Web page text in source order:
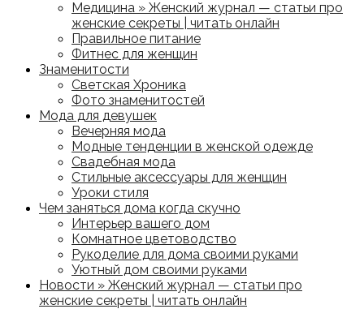
Медицина » Женский журнал — статьи про
женские секреты | читать онлайн
Правильное питание
Фитнес для женщин
Знаменитости
Светская Хроника
Фото знаменитостей
Мода для девушек
Вечерняя мода
Модные тенденции в женской одежде
Свадебная мода
Стильные аксессуары для женщин
Уроки стиля
Чем заняться дома когда скучно
Интерьер вашего дом
Комнатное цветоводство
Рукоделие для дома своими руками
Уютный дом своими руками
Новости » Женский журнал — статьи про
женские секреты | читать онлайн